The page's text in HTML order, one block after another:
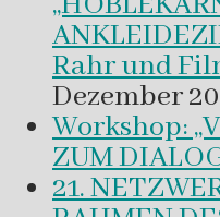
Rahr und
Dezember
Workshop:
ZUM
21.